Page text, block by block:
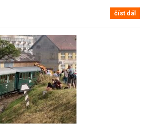
číst dál